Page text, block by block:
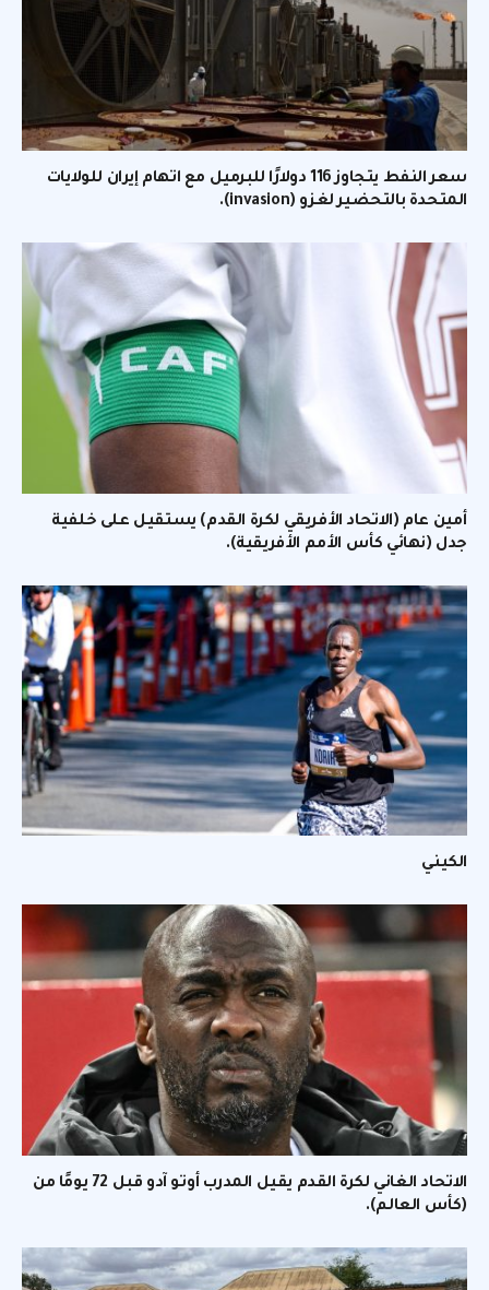
سعر النفط يتجاوز 116 دولارًا للبرميل مع اتهام إيران للولايات
المتحدة بالتحضير لغزو (invasion).
أمين عام (الاتحاد الأفريقي لكرة القدم) يستقيل على خلفية
جدل (نهائي كأس الأمم الأفريقية).
الكيني
الاتحاد الغاني لكرة القدم يقيل المدرب أوتو آدو قبل 72 يومًا من
(كأس العالم).